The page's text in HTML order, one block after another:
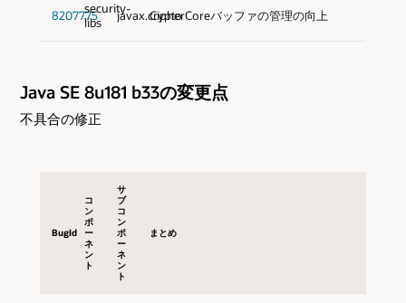
8207775security-
libs
javax.cryptoCipherCoreバッファの管理の向上
Java SE 8u181 b33の変更点
不具合の修正
BugId
コ
ン
ポ
ー
ネ
ン
ト
サ
ブ
コ
ン
ポ
ー
ネ
ン
ト
まとめ